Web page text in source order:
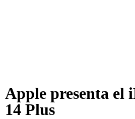
Apple presenta el
14 Plus